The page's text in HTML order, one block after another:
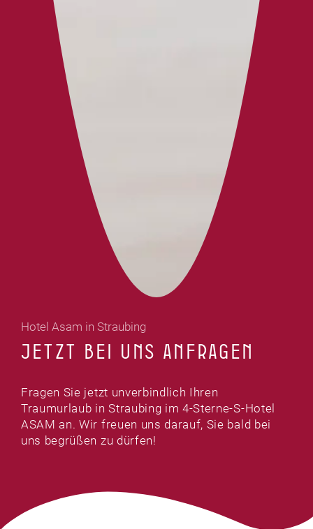
Hotel Asam in Straubing
JETZT BEI UNS ANFRAGEN
Fragen Sie jetzt unverbindlich Ihren
Traumurlaub in Straubing im 4-Sterne-S-Hotel
ASAM an. Wir freuen uns darauf, Sie bald bei
uns begrüßen zu dürfen!